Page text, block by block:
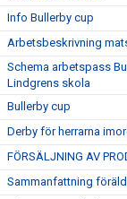
Info Bullerby cup
Arbetsbeskrivning
Schema arbetspass
Lindgrens skola
Bullerby cup
Derby för herrarna
FÖRSÄLJNING AV
Sammanfattning